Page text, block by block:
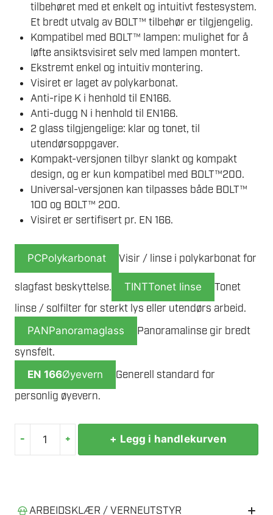
tilbehøret med et enkelt og intuitivt festesystem.
Et bredt utvalg av BOLT™ tilbehør er tilgjengelig.
Kompatibel med BOLT™ lampen: mulighet for å
løfte ansiktsvisiret selv med lampen montert.
Ekstremt enkel og intuitiv montering.
Visiret er laget av polykarbonat.
Anti-ripe K i henhold til EN166.
Anti-dugg N i henhold til EN166.
2 glass tilgjengelige: klar og tonet, til
utendørsoppgaver.
Kompakt-versjonen tilbyr slankt og kompakt
design, og er kun kompatibel med BOLT™200.
Universal-versjonen kan tilpasses både BOLT™
100 og BOLT™ 200.
Visiret er sertifisert pr. EN 166.
PCPolykarbonat Visir / linse i polykarbonat for
slagfast beskyttelse. TINTTonet linse
Tonet
linse / solfilter for sterkt lys eller utendørs arbeid.
PANPanoramaglass
Panoramalinse gir bredt
synsfelt.
EN 166Øyevern
Generell standard for
personlig øyevern.
-
MILWAUKEE
TONET
+ + Legg i handlekurven
ARBEIDSKLÆR / VERNEUTSTYR